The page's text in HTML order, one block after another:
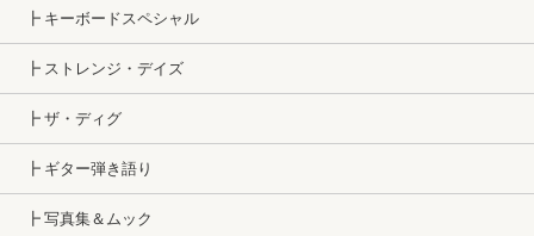
┣ キーボードスペシャル
┣ ストレンジ・デイズ
┣ ザ・ディグ
┣ ギター弾き語り
┣ 写真集＆ムック